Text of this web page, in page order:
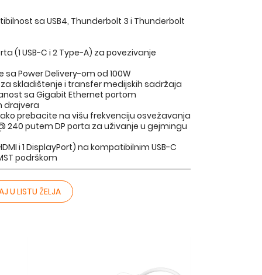
sa USB4, Thunderbolt 3 i Thunderbolt
(1 USB-C i 2 Type-A) za povezivanje
Power Delivery-om od 100W
skladištenje i transfer medijskih sadržaja
sa Gigabit Ethernet portom
drajvera
prebacite na višu frekvenciju osvežavanja
240 putem DP porta za uživanje u gejmingu
i 1 DisplayPort) na kompatibilnim USB-C
podrškom
U LISTU ŽELJA